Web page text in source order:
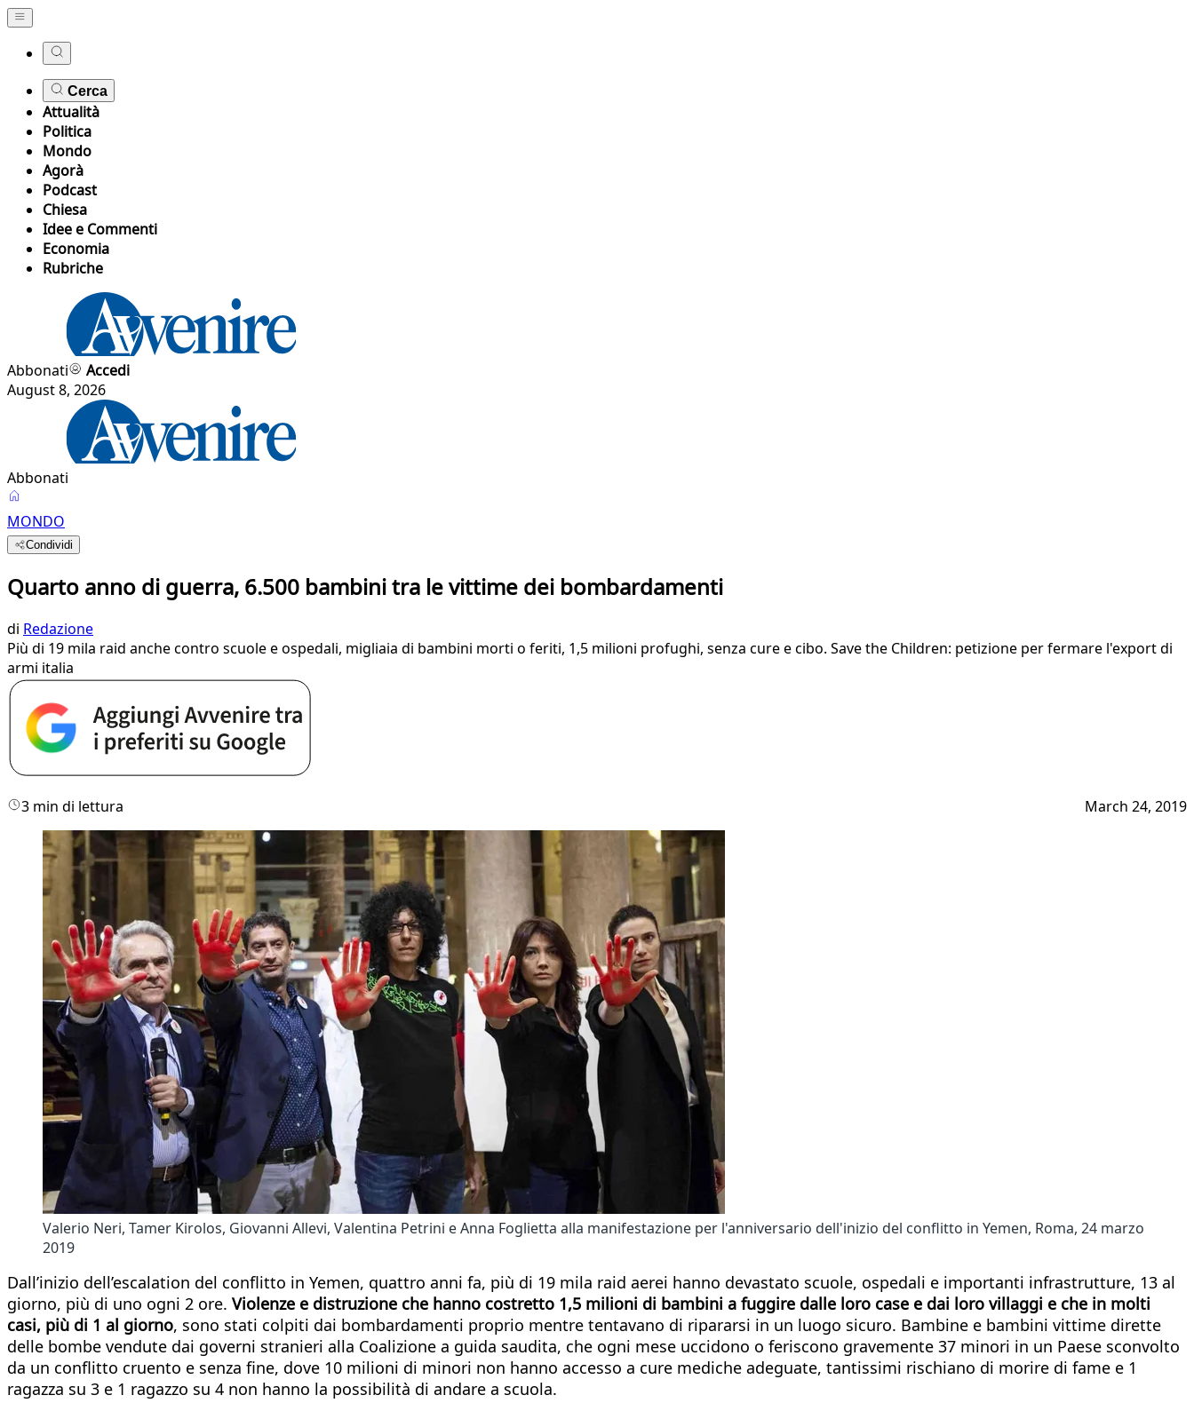
Cerca
Attualità
Politica
Mondo
Agorà
Podcast
Chiesa
Idee e Commenti
Economia
Rubriche
Abbonati
Accedi
August 8, 2026
Abbonati
MONDO
Condividi
Quarto anno di guerra, 6.500 bambini tra le vittime dei bombardamenti
di Redazione
Più di 19 mila raid anche contro scuole e ospedali, migliaia di bambini morti o feriti, 1,5 milioni profughi, senza cure e cibo. Save the Children: petizione per fermare l'export di
armi italia
3 min di lettura March 24, 2019
Valerio Neri, Tamer Kirolos, Giovanni Allevi, Valentina Petrini e Anna Foglietta alla manifestazione per l'anniversario dell'inizio del conflitto in Yemen, Roma, 24 marzo
2019
Dall’inizio dell’escalation del conflitto in Yemen, quattro anni fa, più di 19 mila raid aerei hanno devastato scuole, ospedali e importanti infrastrutture, 13 al
giorno, più di uno ogni 2 ore. Violenze e distruzione che hanno costretto 1,5 milioni di bambini a fuggire dalle loro case e dai loro villaggi e che in molti
casi, più di 1 al giorno, sono stati colpiti dai bombardamenti proprio mentre tentavano di ripararsi in un luogo sicuro. Bambine e bambini vittime dirette
delle bombe vendute dai governi stranieri alla Coalizione a guida saudita, che ogni mese uccidono o feriscono gravemente 37 minori in un Paese sconvolto
da un conflitto cruento e senza fine, dove 10 milioni di minori non hanno accesso a cure mediche adeguate, tantissimi rischiano di morire di fame e 1
ragazza su 3 e 1 ragazzo su 4 non hanno la possibilità di andare a scuola.